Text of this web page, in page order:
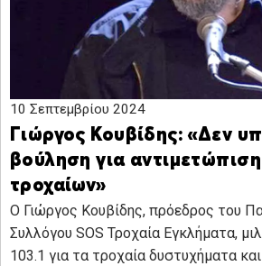
10 Σεπτεμβρίου 2024
Γιώργος Κουβίδης: «Δεν
βούληση για
τροχαίων»
Ο Γιώργος Κουβίδης, πρόεδρος του
Συλλόγου SOS Τροχαία Εγκλήματα,
103.1 για τα τροχαία δυστυχήματα